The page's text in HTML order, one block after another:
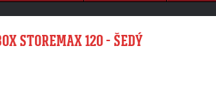
STOREMAX 120 - ŠEDÝ